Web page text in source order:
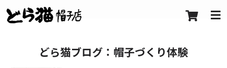
どら猫ブログ： 帽子づくり体験